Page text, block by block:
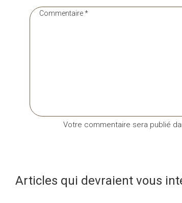
Votre commentaire sera publié
Articles qui devraient vous